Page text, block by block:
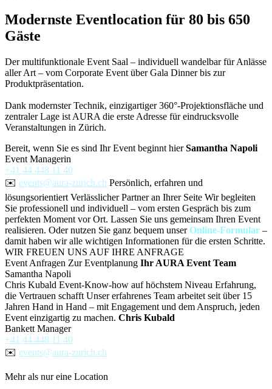
Modernste Eventlocation für 80 bis 650
Gäste
Der multifunktionale Event Saal – individuell wandelbar für Anlässe
aller Art – vom Corporate Event über Gala Dinner bis zur
Produktpräsentation.
Dank modernster Technik, einzigartiger 360°-Projektionsfläche und
zentraler Lage ist AURA die erste Adresse für eindrucksvolle
Veranstaltungen in Zürich.
Bereit, wenn Sie es sind Ihr Event beginnt hier Samantha Napoli
Event Managerin
+41 44 448 11 40
✉️ events@aura-zurich.ch Persönlich, erfahren und
lösungsorientiert Verlässlicher Partner an Ihrer Seite Wir begleiten
Sie professionell und individuell – vom ersten Gespräch bis zum
perfekten Moment vor Ort. Lassen Sie uns gemeinsam Ihren Event
realisieren. Oder nutzen Sie ganz bequem unser Online-Formular –
damit haben wir alle wichtigen Informationen für die ersten Schritte.
WIR FREUEN UNS AUF IHRE ANFRAGE
Event Anfragen Zur Eventplanung Ihr AURA Event Team
Samantha Napoli
Chris Kubald Event-Know-how auf höchstem Niveau Erfahrung,
die Vertrauen schafft Unser erfahrenes Team arbeitet seit über 15
Jahren Hand in Hand – mit Engagement und dem Anspruch, jeden
Event einzigartig zu machen. Chris Kubald
Bankett Manager
+41 44 448 11 40
✉️ events@aura-zurich.ch
Mehr als nur eine Location